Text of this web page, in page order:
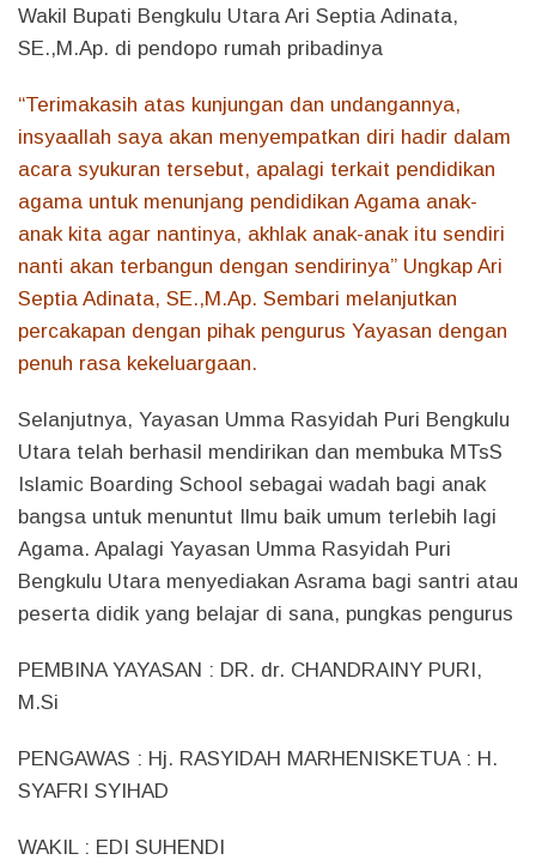
Wakil Bupati Bengkulu Utara Ari Septia Adinata,
SE.,M.Ap. di pendopo rumah pribadinya
“Terimakasih atas kunjungan dan undangannya,
insyaallah saya akan menyempatkan diri hadir dalam
acara syukuran tersebut, apalagi terkait pendidikan
agama untuk menunjang pendidikan Agama anak-
anak kita agar nantinya, akhlak anak-anak itu sendiri
nanti akan terbangun dengan sendirinya” Ungkap Ari
Septia Adinata, SE.,M.Ap. Sembari melanjutkan
percakapan dengan pihak pengurus Yayasan dengan
penuh rasa kekeluargaan.
Selanjutnya, Yayasan Umma Rasyidah Puri Bengkulu
Utara telah berhasil mendirikan dan membuka MTsS
Islamic Boarding School sebagai wadah bagi anak
bangsa untuk menuntut Ilmu baik umum terlebih lagi
Agama. Apalagi Yayasan Umma Rasyidah Puri
Bengkulu Utara menyediakan Asrama bagi santri atau
peserta didik yang belajar di sana, pungkas pengurus
PEMBINA YAYASAN : DR. dr. CHANDRAINY PURI,
M.Si
PENGAWAS : Hj. RASYIDAH MARHENISKETUA : H.
SYAFRI SYIHAD
WAKIL : EDI SUHENDI